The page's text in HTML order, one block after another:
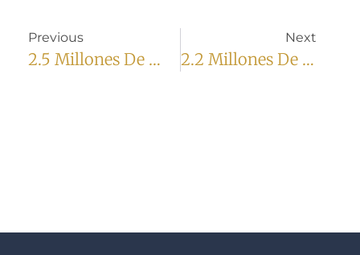
Previous
2.5 Millones De Dólares
Next
2.2 Millones De Dólares